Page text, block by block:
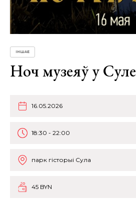
ІНШАЕ
Ноч музеяў у Суле
16.05.2026
18:30 - 22:00
парк гісторыі Сула
45 BYN